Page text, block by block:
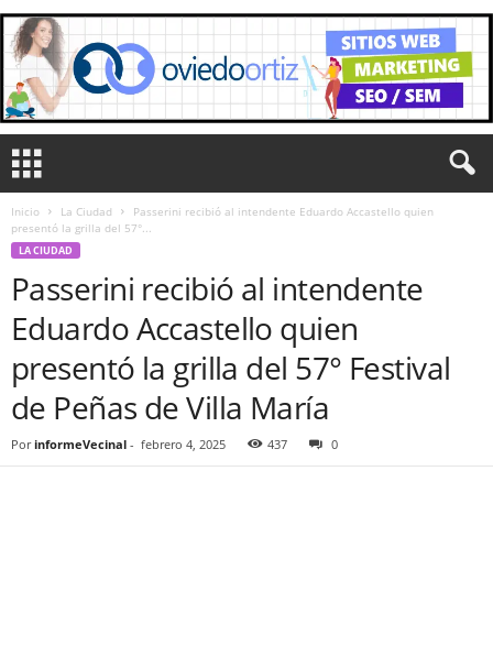
Inicio La Ciudad
Passerini recibió al intendente Eduardo Accastello quien
presentó la grilla del 57°...
LA CIUDAD
Passerini recibió al intendente
Eduardo Accastello quien
presentó la grilla del 57° Festival
de Peñas de Villa María
Por informeVecinal - febrero 4, 2025 437 0